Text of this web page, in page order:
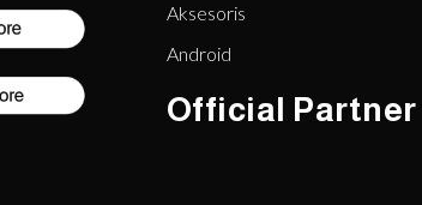
Aksesoris
Android
Official Partner